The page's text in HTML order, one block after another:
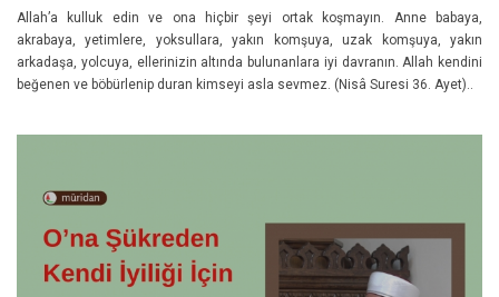
Allah’a kulluk edin ve ona hiçbir şeyi ortak koşmayın. Anne babaya,
akrabaya, yetimlere, yoksullara, yakın komşuya, uzak komşuya, yakın
arkadaşa, yolcuya, ellerinizin altında bulunanlara iyi davranın. Allah kendini
beğenen ve böbürlenip duran kimseyi asla sevmez. (Nisâ Suresi 36. Ayet)..